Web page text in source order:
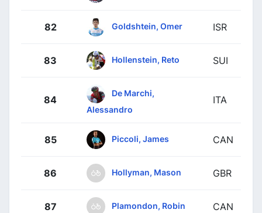
82 Goldshtein, Omer ISR
83 Hollenstein, Reto SUI
84
De Marchi,
Alessandro
ITA
85 Piccoli, James CAN
86 Hollyman, Mason GBR
87 Plamondon, Robin CAN